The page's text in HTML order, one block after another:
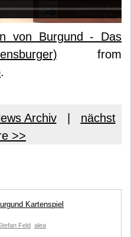
von Burgund - Das
from
.
Archiv| nächst
>>
Kartenspiel
Feld alea